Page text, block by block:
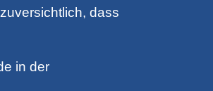
dass
in der